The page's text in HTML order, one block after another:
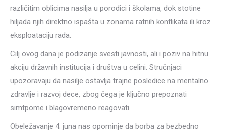
različitim oblicima nasilja u porodici i školama, dok stotine
hiljada njih direktno ispašta u zonama ratnih konflikata ili kroz
eksploataciju rada.
Cilj ovog dana je podizanje svesti javnosti, ali i poziv na hitnu
akciju državnih institucija i društva u celini. Stručnjaci
upozoravaju da nasilje ostavlja trajne posledice na mentalno
zdravlje i razvoj dece, zbog čega je ključno prepoznati
simtpome i blagovremeno reagovati.
Obeležavanje 4. juna nas opominje da borba za bezbedno